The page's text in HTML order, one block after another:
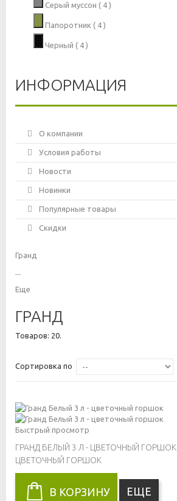
Серый муссон ( 4 )
Папоротник ( 4 )
Черный ( 4 )
ИНФОРМАЦИЯ
О компании
Условия работы
Новости
Новинки
Популярные товары
Скидки
Гранд
...
Еще
ГРАНД
Товаров: 20.
Сортировка по
Быстрый просмотр
ГРАНД БЕЛЫЙ 3 Л - ЦВЕТОЧНЫЙ ГОРШОК
ЦВЕТОЧНЫЙ ГОРШОК
В КОРЗИНУ ЕЩЕ